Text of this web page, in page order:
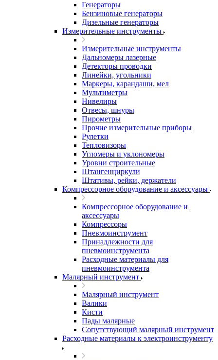
Генераторы
Бензиновые генераторы
Дизельные генераторы
Измерительные инструменты
Измерительные инструменты
Дальномеры лазерные
Детекторы проводки
Линейки, угольники
Маркеры, карандаши, мел
Мультиметры
Нивелиры
Отвесы, шнуры
Пирометры
Прочие измерительные приборы
Рулетки
Тепловизоры
Угломеры и уклономеры
Уровни строительные
Штангенциркули
Штативы, рейки, держатели
Компрессорное оборудование и аксессуары
Компрессорное оборудование и
аксессуары
Компрессоры
Пневмоинструмент
Принадлежности для
пневмоинструмента
Расходные материалы для
пневмоинструмента
Малярный инструмент
Малярный инструмент
Валики
Кисти
Пады малярные
Сопутствующий малярный инструмент
Расходные материалы к электроинструменту